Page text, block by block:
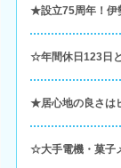
★設立75周年！伊
☆年間休日123日
★居心地の良さは
☆大手電機・菓子